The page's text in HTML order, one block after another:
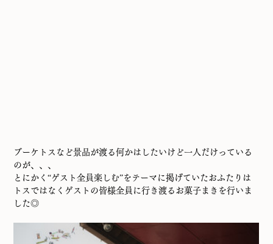
ブーケトスなど景品が渡る何かはしたいけど一人だけっている
のが、、、
とにかく“ゲスト全員楽しむ”をテーマに掲げていたおふたりは
トスではなくゲストの皆様全員に行き渡るお菓子まきを行いま
した◎